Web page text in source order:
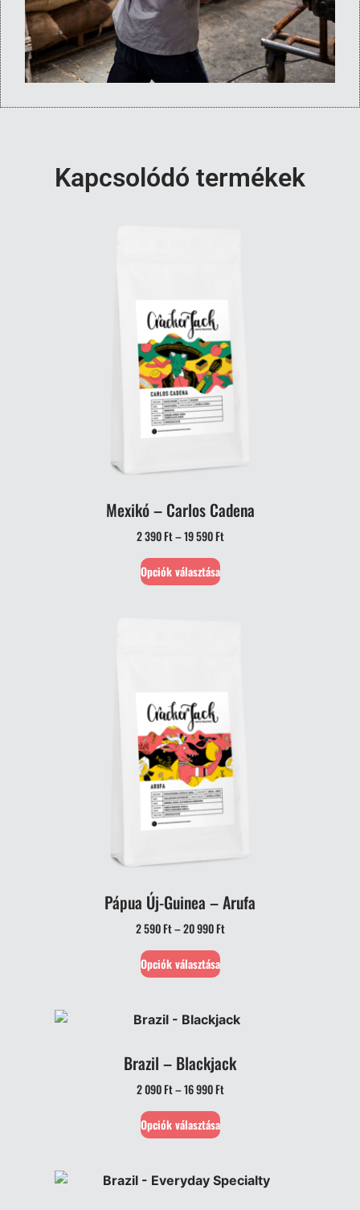
Kapcsolódó termékek
Mexikó – Carlos Cadena
2 390Ft–19 590Ft
Opciók választása
Pápua Új-Guinea – Arufa
2 590Ft–20 990Ft
Opciók választása
Brazil – Blackjack
2 090Ft–16 990Ft
Opciók választása